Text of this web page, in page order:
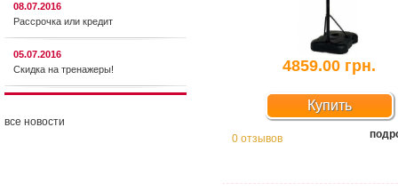
08.07.2016
Рассрочка или кредит
05.07.2016
Скидка на тренажеры!
все новости
4859.00 грн.
Купить
0 отзывов